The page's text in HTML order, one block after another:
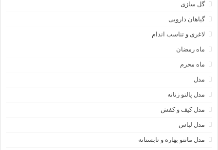
گل سازی
گیاهان دارویی
لاغری و تناسب اندام
ماه رمضان
ماه محرم
مدل
مدل پالتو زنانه
مدل کیف و کفش
مدل لباس
مدل مانتو بهاره و تابستانه